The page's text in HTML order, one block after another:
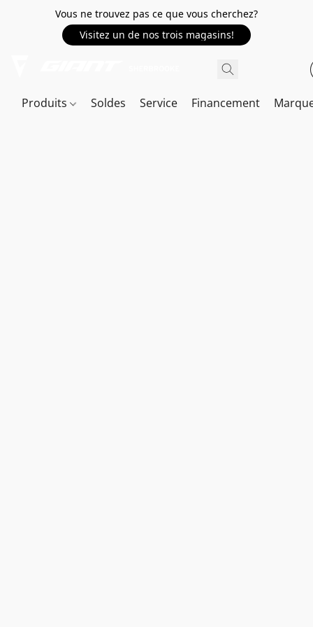
Vous ne trouvez pas ce que vous cherchez?
Visitez un de nos trois magasins!
Produits Soldes Service Financement